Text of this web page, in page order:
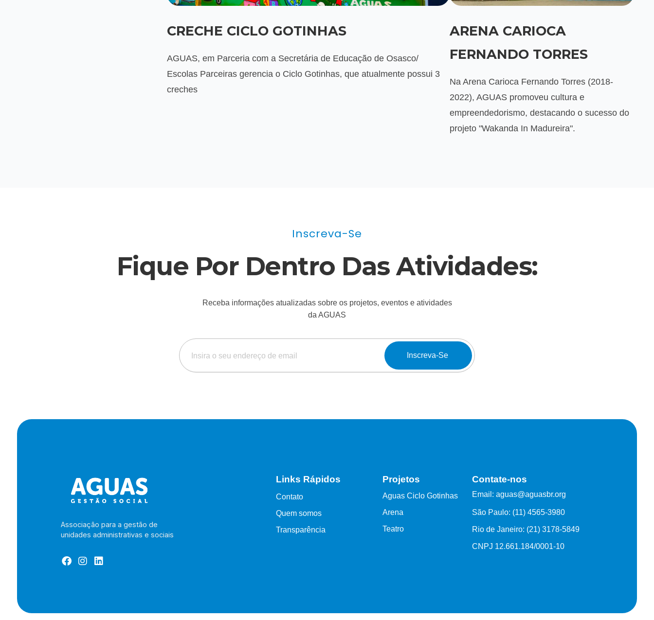
CRECHE CICLO GOTINHAS
AGUAS, em Parceria com a Secretária de Educação de Osasco/
Escolas Parceiras gerencia o Ciclo Gotinhas, que atualmente possui 3
creches
ARENA CARIOCA
FERNANDO TORRES
Na Arena Carioca Fernando Torres (2018-
2022), AGUAS promoveu cultura e
empreendedorismo, destacando o sucesso do
projeto "Wakanda In Madureira".
Inscreva-Se
Fique Por Dentro Das Atividades:
Receba informações atualizadas sobre os projetos, eventos e atividades
da AGUAS
Associação para a gestão de
unidades administrativas e sociais
Links Rápidos
Contato
Quem somos
Transparência
Projetos
Aguas Ciclo Gotinhas
Arena
Teatro
Contate-nos
Email: aguas@aguasbr.org
São Paulo: (11) 4565-3980
Rio de Janeiro: (21) 3178-5849
CNPJ 12.661.184/0001-10